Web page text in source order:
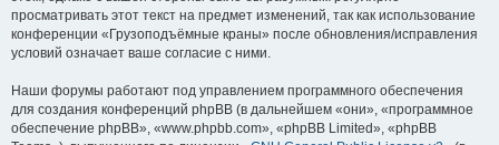
просматривать этот текст на предмет изменений, так как использование
конференции «Грузоподъёмные краны» после обновления/исправления
условий означает ваше согласие с ними.
Наши форумы работают под управлением программного обеспечения
для создания конференций phpBB (в дальнейшем «они», «программное
обеспечение phpBB», «www.phpbb.com», «phpBB Limited», «phpBB